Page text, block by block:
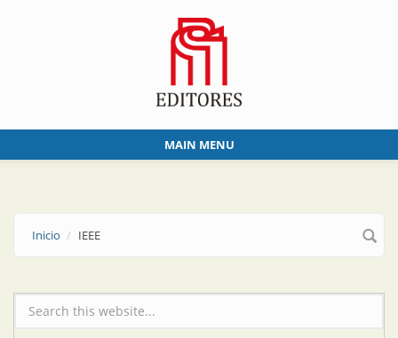
MAIN MENU
Inicio IEEE
Formulario de búsqueda